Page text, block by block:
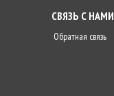
СВЯЗЬ С НАМИ
Обратная связь